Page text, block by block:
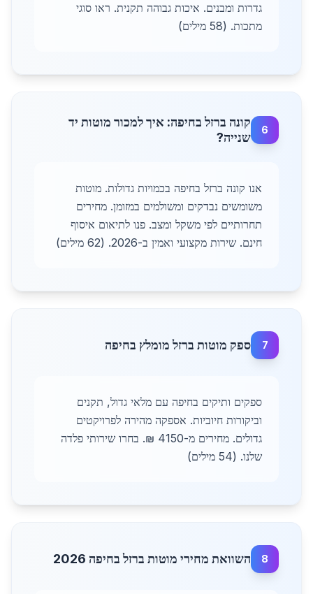
גדרות ומבנים. איכות גבוהה תקנית. ראו סוגי
מתכות. (58 מילים)
6
קונה ברזל בחיפה: איך למכור מוטות יד
שנייה?
אנו קונה ברזל בחיפה בכמויות גדולות. מוטות
משומשים נבדקים ומשולמים במזומן. מחירים
תחרותיים לפי משקל ומצב. פנו לתיאום איסוף
חינם. שירות מקצועי ואמין ב-2026. (62 מילים)
7 ספק מוטות ברזל מומלץ בחיפה
ספקים ותיקים בחיפה עם מלאי גדול, תקנים
וביקורות חיוביות. אספקה מהירה לפרויקטים
גדולים. מחירים מ-4150 ₪. בחרו שירותי פלדה
שלנו. (54 מילים)
8 השוואת מחירי מוטות ברזל בחיפה 2026